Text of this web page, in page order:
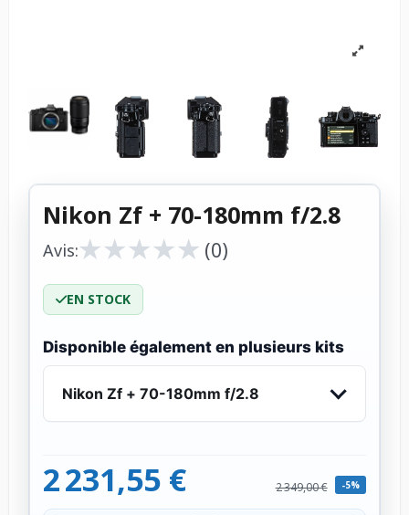
Nikon Zf + 70-180mm f/2.8
Avis:★
★★
★★
★★
★★
★ (0)
EN STOCK
Disponible également en plusieurs kits
Nikon Zf + 70-180mm f/2.8
2 231,55 € 2 349,00 € -5%